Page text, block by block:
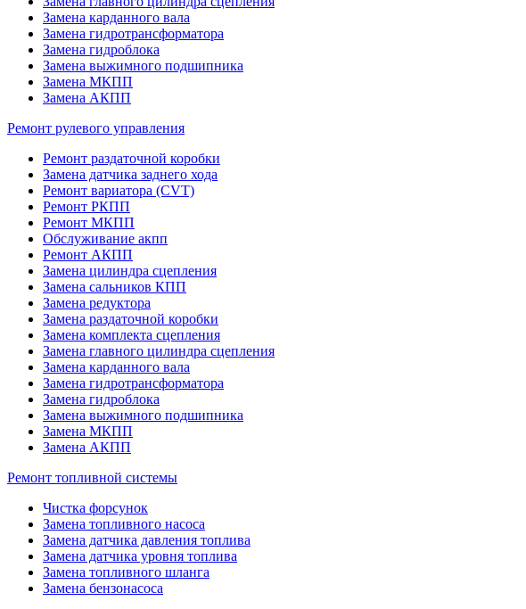
Замена карданного вала
Замена гидротрансформатора
Замена гидроблока
Замена выжимного подшипника
Замена МКПП
Замена АКПП
Ремонт рулевого управления
Ремонт раздаточной коробки
Замена датчика заднего хода
Ремонт вариатора (CVT)
Ремонт РКПП
Ремонт МКПП
Обслуживание акпп
Ремонт АКПП
Замена цилиндра сцепления
Замена сальников КПП
Замена редуктора
Замена раздаточной коробки
Замена комплекта сцепления
Замена главного цилиндра сцепления
Замена карданного вала
Замена гидротрансформатора
Замена гидроблока
Замена выжимного подшипника
Замена МКПП
Замена АКПП
Ремонт топливной системы
Чистка форсунок
Замена топливного насоса
Замена датчика давления топлива
Замена датчика уровня топлива
Замена топливного шланга
Замена бензонасоса